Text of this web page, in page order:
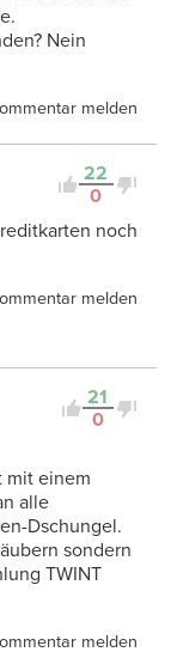
Nein
melden
22
0
noch
melden
21
0
mit einem
alle
Dschungel.
sondern
TWINT
melden